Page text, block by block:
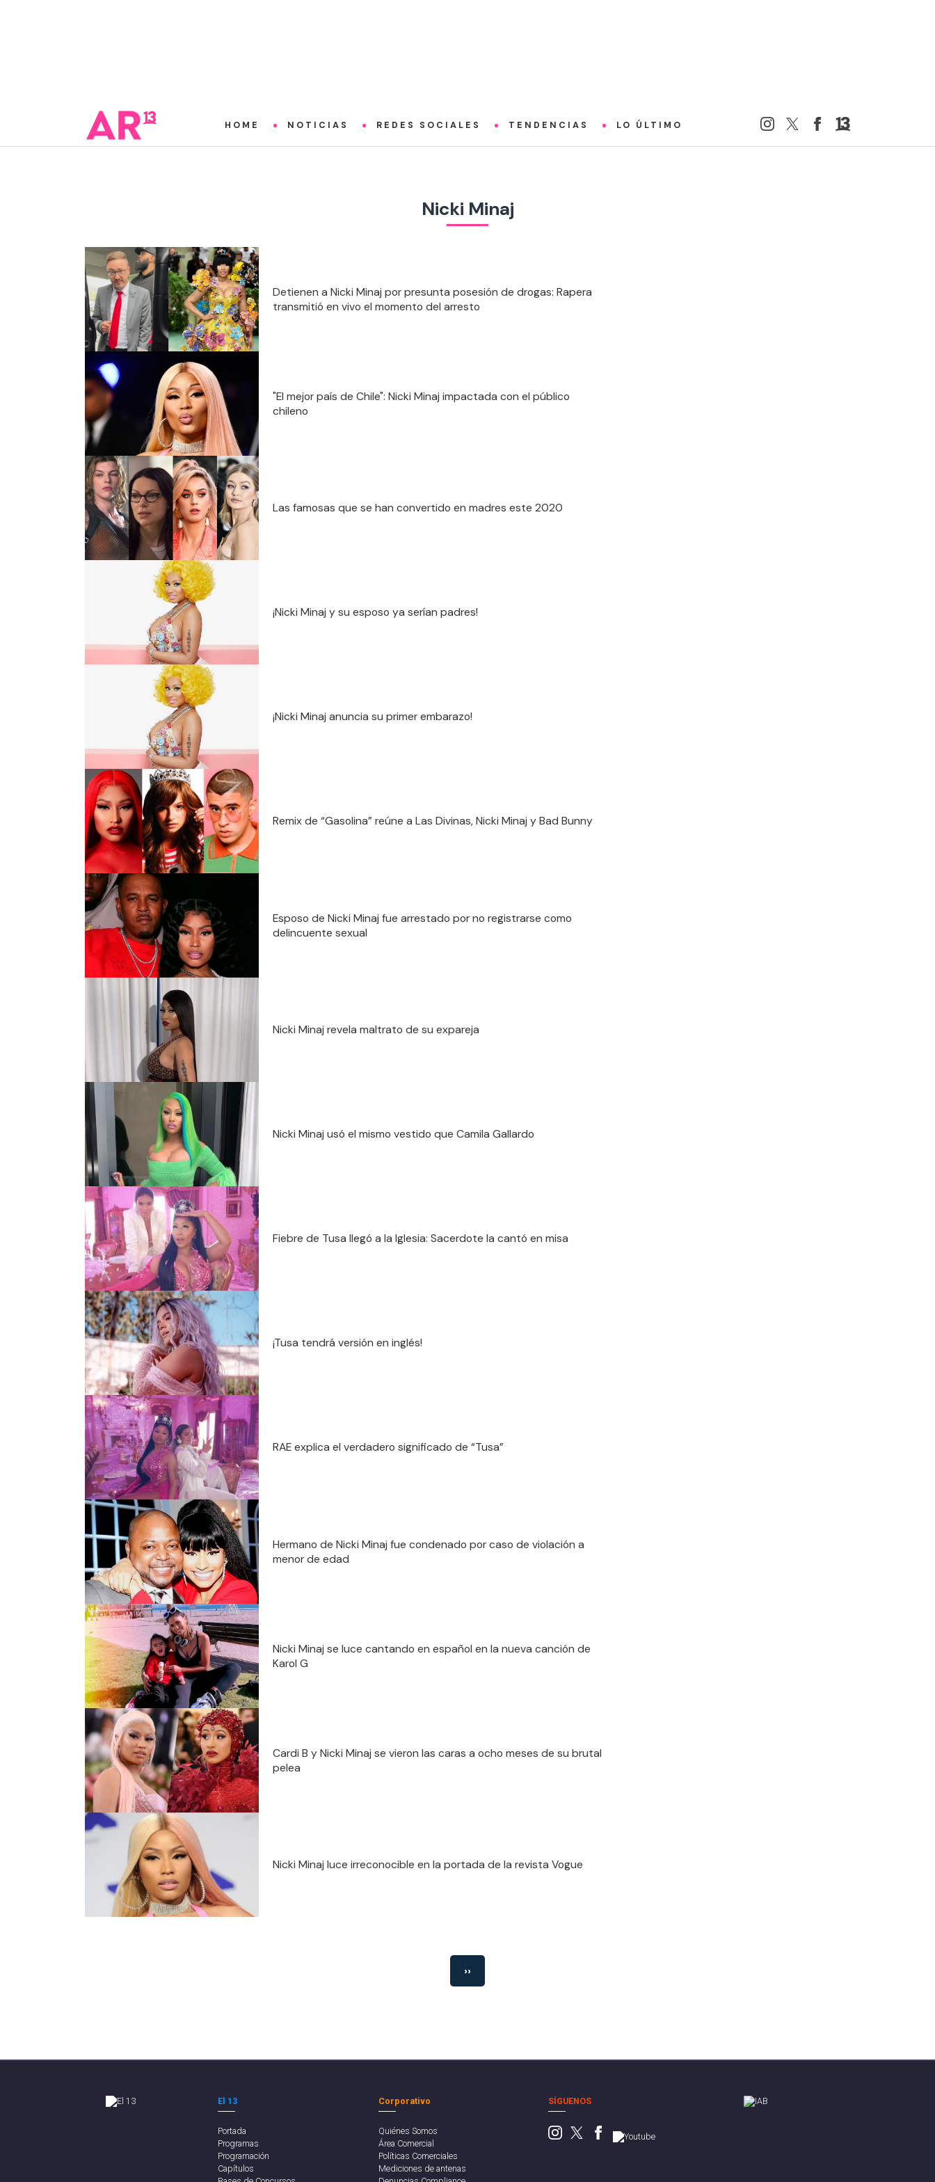
HOME NOTICIAS REDES SOCIALES TENDENCIAS LO ÚLTIMO
Nicki Minaj
Detienen a Nicki Minaj por presunta posesión de drogas: Rapera
transmitió en vivo el momento del arresto
"El mejor país de Chile": Nicki Minaj impactada con el público
chileno
Las famosas que se han convertido en madres este 2020
¡Nicki Minaj y su esposo ya serían padres!
¡Nicki Minaj anuncia su primer embarazo!
Remix de “Gasolina” reúne a Las Divinas, Nicki Minaj y Bad Bunny
Esposo de Nicki Minaj fue arrestado por no registrarse como
delincuente sexual
Nicki Minaj revela maltrato de su expareja
Nicki Minaj usó el mismo vestido que Camila Gallardo
Fiebre de Tusa llegó a la Iglesia: Sacerdote la cantó en misa
¡Tusa tendrá versión en inglés!
RAE explica el verdadero significado de “Tusa”
Hermano de Nicki Minaj fue condenado por caso de violación a
menor de edad
Nicki Minaj se luce cantando en español en la nueva canción de
Karol G
Cardi B y Nicki Minaj se vieron las caras a ocho meses de su brutal
pelea
Nicki Minaj luce irreconocible en la portada de la revista Vogue
››
El 13
Portada
Programas
Programación
Capítulos
Corporativo
Quiénes Somos
Área Comercial
Políticas Comerciales
Mediciones de antenas
SÍGUENOS